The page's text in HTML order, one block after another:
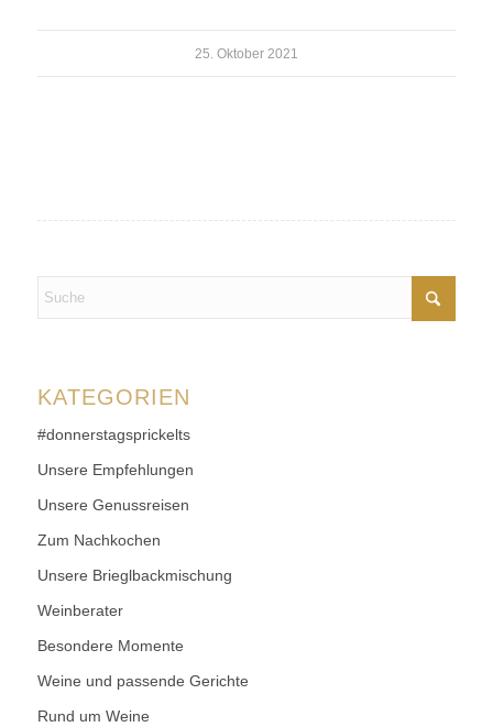
25. Oktober 2021
KATEGORIEN
#donnerstagsprickelts
Unsere Empfehlungen
Unsere Genussreisen
Zum Nachkochen
Unsere Brieglbackmischung
Weinberater
Besondere Momente
Weine und passende Gerichte
Rund um Weine